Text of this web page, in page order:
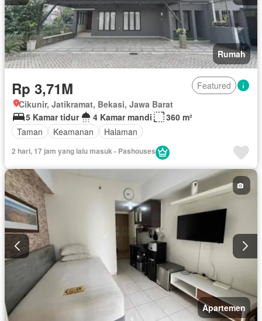
Rumah
Rp 3,71M
Featured
Cikunir, Jatikramat, Bekasi, Jawa Barat
5 Kamar tidur
4 Kamar mandi
360 m²
Taman
Keamanan Halaman
2 hari, 17 jam yang lalu masuk - Pashouses
Apartemen